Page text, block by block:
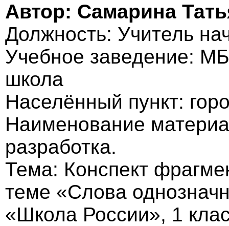
Автор: Самарина
Должность: Учитель
Учебное заведение:
школа
Населённый пункт:
Наименование
разработка.
Тема: Конспект
теме «Слова
«Школа России», 1